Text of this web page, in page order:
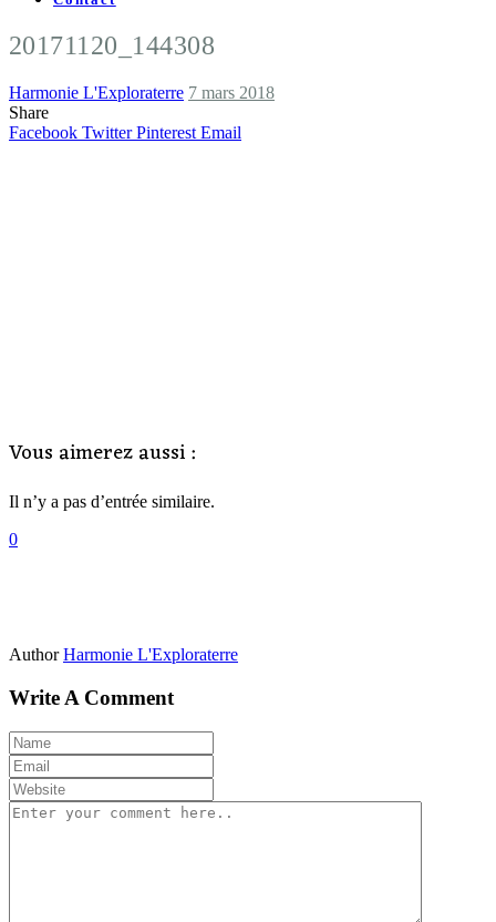
20171120_144308
Harmonie L'Exploraterre 7 mars 2018
Share
Facebook Twitter Pinterest Email
Vous aimerez aussi :
Il n’y a pas d’entrée similaire.
0
Author Harmonie L'Exploraterre
Write A Comment